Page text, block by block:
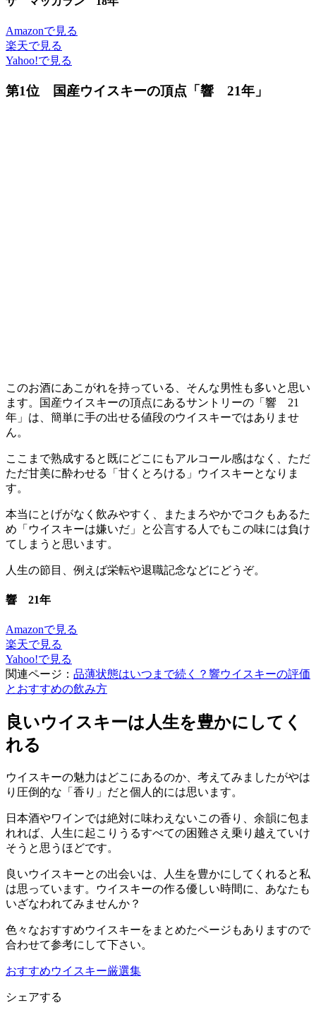
Amazonで見る
楽天で見る
Yahoo!で見る
第1位 国産ウイスキーの頂点「響 21年」
このお酒にあこがれを持っている、そんな男性も多いと思い
ます。国産ウイスキーの頂点にあるサントリーの「響 21
年」は、簡単に手の出せる値段のウイスキーではありませ
ん。
ここまで熟成すると既にどこにもアルコール感はなく、ただ
ただ甘美に酔わせる「甘くとろける」ウイスキーとなりま
す。
本当にとげがなく飲みやすく、またまろやかでコクもあるた
め「ウイスキーは嫌いだ」と公言する人でもこの味には負け
てしまうと思います。
人生の節目、例えば栄転や退職記念などにどうぞ。
響 21年
Amazonで見る
楽天で見る
Yahoo!で見る
関連ページ： 品薄状態はいつまで続く？響ウイスキーの評価
とおすすめの飲み方
良いウイスキーは人生を豊かにしてく
れる
ウイスキーの魅力はどこにあるのか、考えてみましたがやは
り圧倒的な「香り」だと個人的には思います。
日本酒やワインでは絶対に味わえないこの香り、余韻に包ま
れれば、人生に起こりうるすべての困難さえ乗り越えていけ
そうと思うほどです。
良いウイスキーとの出会いは、人生を豊かにしてくれると私
は思っています。ウイスキーの作る優しい時間に、あなたも
いざなわれてみませんか？
色々なおすすめウイスキーをまとめたページもありますので
合わせて参考にして下さい。
おすすめウイスキー厳選集
シェアする